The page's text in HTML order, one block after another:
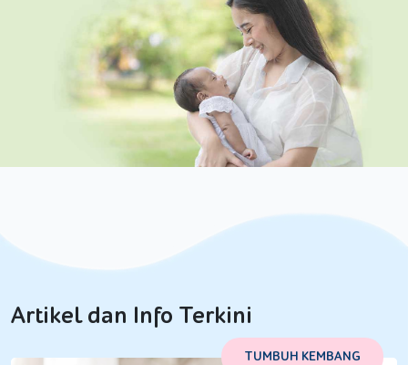
Artikel dan Info Terkini
TUMBUH KEMBANG